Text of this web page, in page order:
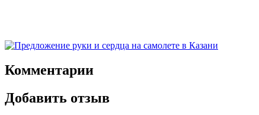
Комментарии
Добавить отзыв